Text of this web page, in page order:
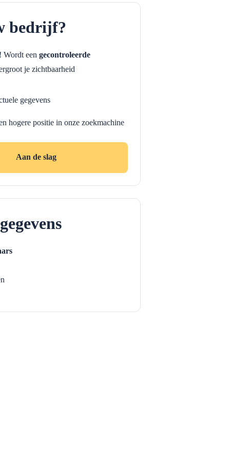
bedrijf?
een gecontroleerde
je zichtbaarheid
gegevens
hogere positie in onze zoekmachine
Aan de slag